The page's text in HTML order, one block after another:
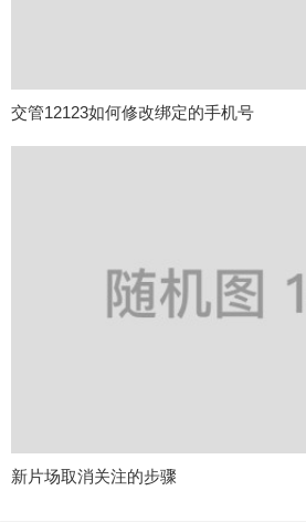
交管12123如何修改绑定的手机号
新片场取消关注的步骤